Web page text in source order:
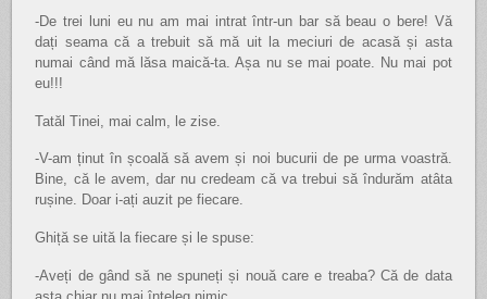
-De trei luni eu nu am mai intrat într-un bar să beau o bere! Vă
dați seama că a trebuit să mă uit la meciuri de acasă și asta
numai când mă lăsa maică-ta. Așa nu se mai poate. Nu mai pot
eu!!!
Tatăl Tinei, mai calm, le zise.
-V-am ținut în școală să avem și noi bucurii de pe urma voastră.
Bine, că le avem, dar nu credeam că va trebui să îndurăm atâta
rușine. Doar i-ați auzit pe fiecare.
Ghiță se uită la fiecare și le spuse:
-Aveți de gând să ne spuneți și nouă care e treaba? Că de data